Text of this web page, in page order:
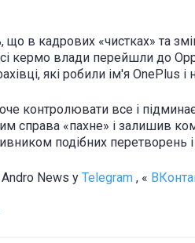
в кадрових «чистках» та
кермо влади перейшли до
які робили ім'я OnePlus і
контролювати все і
справа «пахне» і залишив
подібних перетворень і
News у Telegram , «